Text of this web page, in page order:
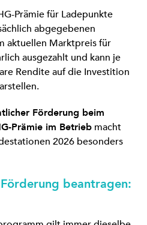
Prämie für Ladepunkte
abgegebenen
aktuellen Marktpreis für
ausgezahlt und kann je
Rendite auf die Investition
Förderung beim
Prämie im Betrieb macht
2026 besonders
beantragen: